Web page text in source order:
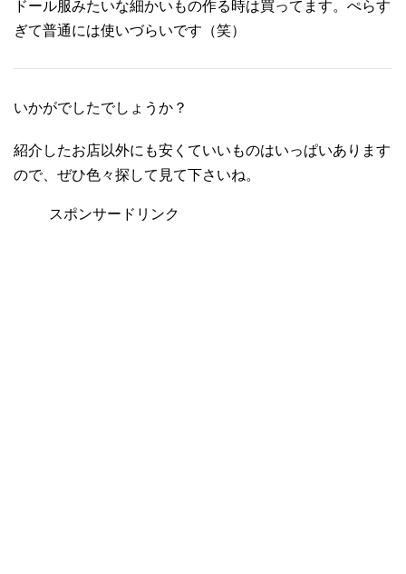
ドール服みたいな細かいもの作る時は買ってます。ぺらす
ぎて普通には使いづらいです（笑）
いかがでしたでしょうか？
紹介したお店以外にも安くていいものはいっぱいあります
ので、ぜひ色々探して見て下さいね。
スポンサードリンク